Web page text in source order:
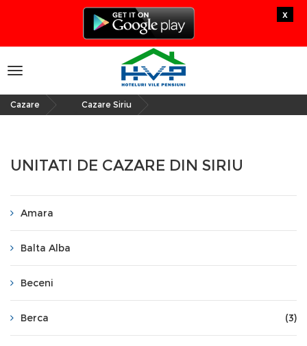
x
Toggle
navigation
Cazare Cazare Siriu
UNITATI DE CAZARE DIN SIRIU
Amara
Balta Alba
Beceni
Berca (3)